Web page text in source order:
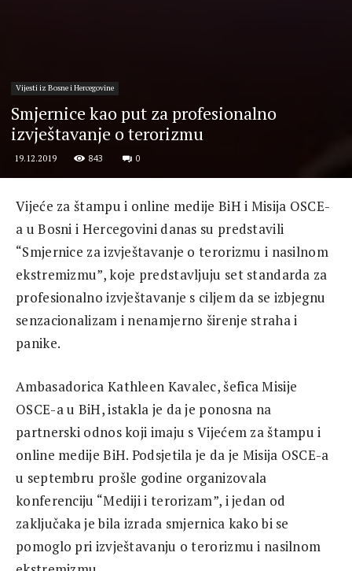
Vijesti iz Bosne i Hercegovine
Smjernice kao put za profesionalno
izvještavanje o terorizmu
19.12.2019 843 0
Vijeće za štampu i online medije BiH i Misija OSCE-
a u Bosni i Hercegovini danas su predstavili
“Smjernice za izvještavanje o terorizmu i nasilnom
ekstremizmu”, koje predstavljuju set standarda za
profesionalno izvještavanje s ciljem da se izbjegnu
senzacionalizam i nenamjerno širenje straha i
panike.
Ambasadorica Kathleen Kavalec, šefica Misije
OSCE-a u BiH, istakla je da je ponosna na
partnerski odnos koji imaju s Vijećem za štampu i
online medije BiH. Podsjetila je da je Misija OSCE-a
u septembru prošle godine organizovala
konferenciju “Mediji i terorizam”, i jedan od
zaključaka je bila izrada smjernica kako bi se
pomoglo pri izvještavanju o terorizmu i nasilnom